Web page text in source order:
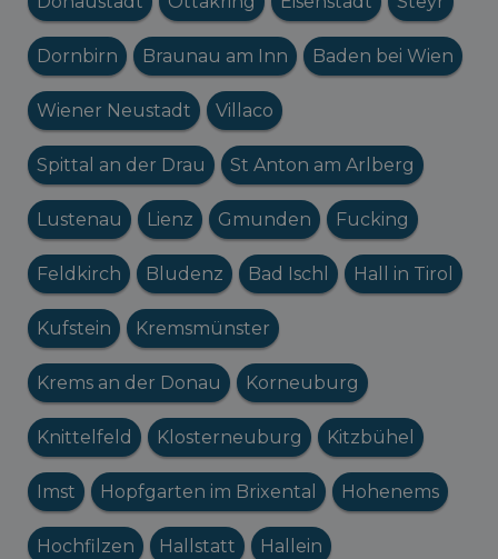
Dornbirn Braunau am Inn Baden bei Wien
Wiener Neustadt Villaco
Spittal an der Drau St Anton am Arlberg
Lustenau Lienz Gmunden Fucking
Feldkirch Bludenz Bad Ischl Hall in Tirol
Kufstein Kremsmünster
Krems an der Donau Korneuburg
Knittelfeld Klosterneuburg Kitzbühel
Imst Hopfgarten im Brixental Hohenems
Hochfilzen Hallstatt Hallein